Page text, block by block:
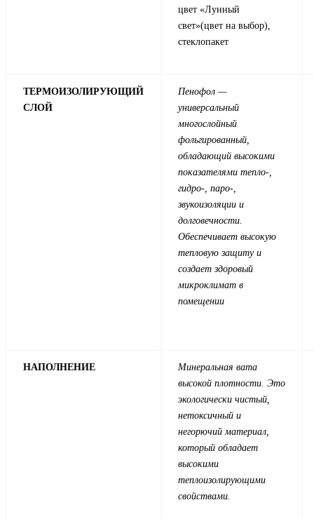
цвет «Лунный
свет»(цвет на выбор),
стеклопакет
ТЕРМОИЗОЛИРУЮЩИЙ
СЛОЙ
Пенофол —
универсальный
многослойный
фольгированный,
обладающий высокими
показателями тепло-,
гидро-, паро-,
звукоизоляции и
долговечности.
Обеспечивает высокую
тепловую защиту и
создает здоровый
микроклимат в
помещении
НАПОЛНЕНИЕ
Минеральная вата
высокой плотности. Это
экологически чистый,
нетоксичный и
негорючий материал,
который обладает
высокими
теплоизолирующими
свойствами.